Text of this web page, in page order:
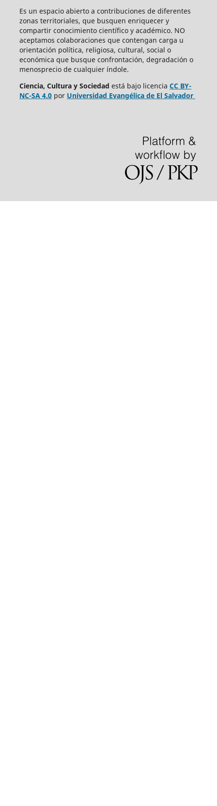
Es un espacio abierto a contribuciones de diferentes
zonas territoriales, que busquen enriquecer y
compartir conocimiento científico y académico. NO
aceptamos colaboraciones que contengan carga u
orientación política, religiosa, cultural, social o
económica que busque confrontación, degradación o
menosprecio de cualquier índole.
Ciencia, Cultura y Sociedad está bajo licencia CC BY-
NC-SA 4.0por Universidad Evangélica de El Salvador